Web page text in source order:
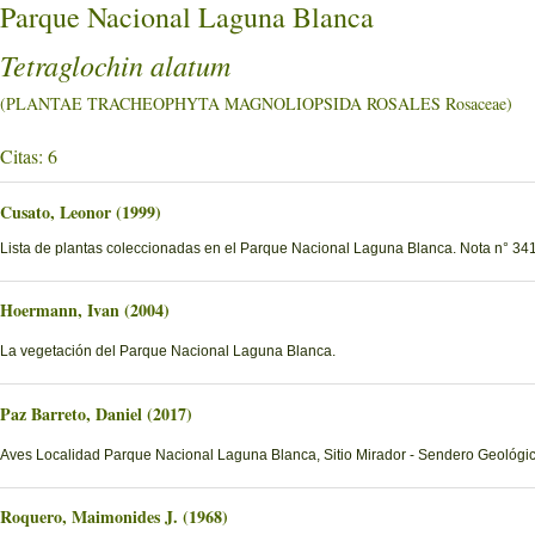
Parque Nacional Laguna Blanca
Tetraglochin alatum
(PLANTAE TRACHEOPHYTA MAGNOLIOPSIDA ROSALES Rosaceae)
Citas: 6
Cusato, Leonor (1999)
Lista de plantas coleccionadas en el Parque Nacional Laguna Blanca. Nota n°
Hoermann, Ivan (2004)
La vegetación del Parque Nacional Laguna Blanca.
Paz Barreto, Daniel (2017)
Aves Localidad Parque Nacional Laguna Blanca, Sitio Mirador - Sendero
Roquero, Maimonides J. (1968)